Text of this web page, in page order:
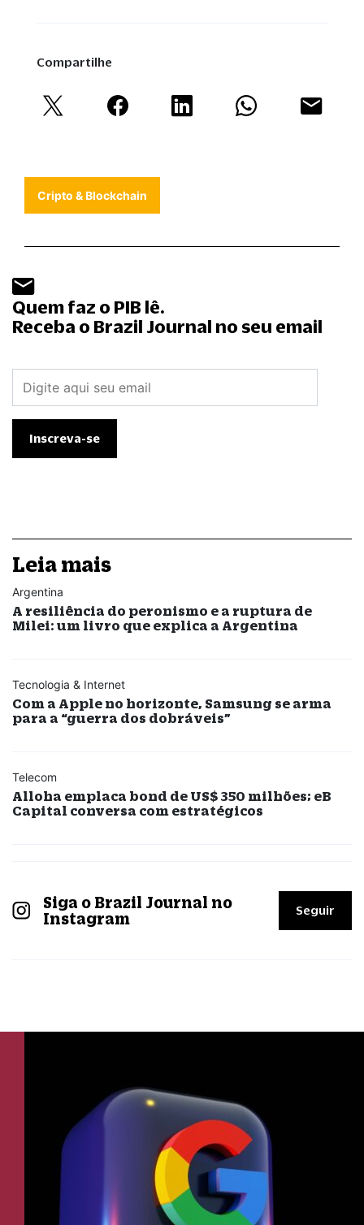
Compartilhe
Cripto & Blockchain
Quem faz o PIB lê.
Receba o Brazil Journal no seu email
Leia mais
Argentina
A resiliência do peronismo e a ruptura de
Milei: um livro que explica a Argentina
Tecnologia & Internet
Com a Apple no horizonte, Samsung se arma
para a “guerra dos dobráveis”
Telecom
Alloha emplaca bond de US$ 350 milhões; eB
Capital conversa com estratégicos
Siga o Brazil Journal no
Instagram
Seguir